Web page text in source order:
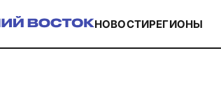
НОВОСТИРЕГИОНЫ